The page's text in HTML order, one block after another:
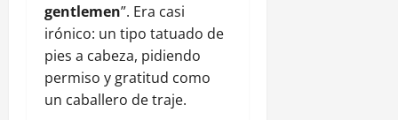
gentlemen”. Era casi
irónico: un tipo tatuado de
pies a cabeza, pidiendo
permiso y gratitud como
un caballero de traje.